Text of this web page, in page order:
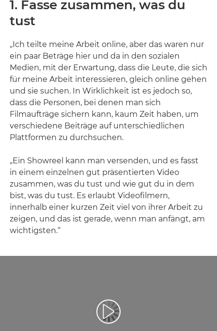
1. Fasse zusammen, was du
tust
„Ich teilte meine Arbeit online, aber das waren nur
ein paar Beträge hier und da in den sozialen
Medien, mit der Erwartung, dass die Leute, die sich
für meine Arbeit interessieren, gleich online gehen
und sie suchen. In Wirklichkeit ist es jedoch so,
dass die Personen, bei denen man sich
Filmaufträge sichern kann, kaum Zeit haben, um
verschiedene Beiträge auf unterschiedlichen
Plattformen zu durchsuchen.
„Ein Showreel kann man versenden, und es fasst
in einem einzelnen gut präsentierten Video
zusammen, was du tust und wie gut du in dem
bist, was du tust. Es erlaubt Videofilmern,
innerhalb einer kurzen Zeit viel von ihrer Arbeit zu
zeigen, und das ist gerade, wenn man anfängt, am
wichtigsten.“
Video abspielen